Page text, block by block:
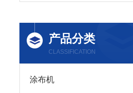
产品分类
CLASSIFICATION
涂布机